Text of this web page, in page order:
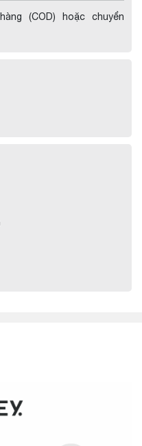
(COD) hoặc chuyển